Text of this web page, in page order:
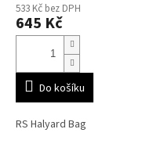
533 Kč bez DPH
645 Kč
Do košíku
RS Halyard Bag